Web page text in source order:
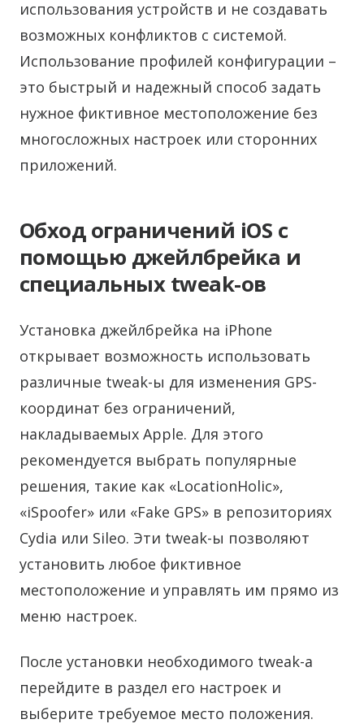
использования устройств и не создавать
возможных конфликтов с системой.
Использование профилей конфигурации –
это быстрый и надежный способ задать
нужное фиктивное местоположение без
многосложных настроек или сторонних
приложений.
Обход ограничений iOS с
помощью джейлбрейка и
специальных tweak-ов
Установка джейлбрейка на iPhone
открывает возможность использовать
различные tweak-ы для изменения GPS-
координат без ограничений,
накладываемых Apple. Для этого
рекомендуется выбрать популярные
решения, такие как «LocationHolic»,
«iSpoofer» или «Fake GPS» в репозиториях
Cydia или Sileo. Эти tweak-ы позволяют
установить любое фиктивное
местоположение и управлять им прямо из
меню настроек.
После установки необходимого tweak-а
перейдите в раздел его настроек и
выберите требуемое место положения.